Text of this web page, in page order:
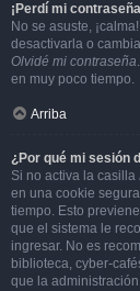
¡Perdí mi
No se asuste,
desactivarla o
Olvidé mi contraseña
en muy poco tiempo.
Arriba
¿Por qué mi sesión
Si no activa la casilla
en una cookie
tiempo. Esto
que el sistema le
ingresar. No es
biblioteca, cyber-
que la